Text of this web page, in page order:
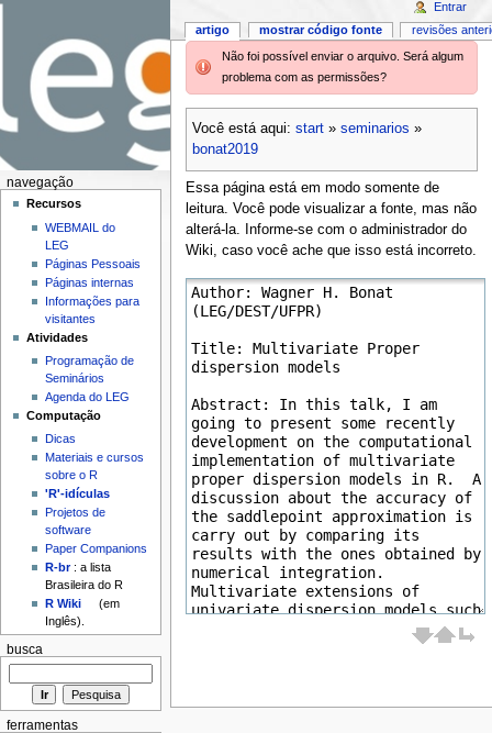
Não foi possível enviar o arquivo. Será algum
problema com as permissões?
Você está aqui: start» seminarios »
bonat2019
Essa página está em modo somente de
leitura. Você pode visualizar a fonte, mas não
alterá-la. Informe-se com o administrador do
Wiki, caso você ache que isso está incorreto.
artigo mostrar código fonte revisões
Entrar
navegação
Recursos
WEBMAIL do
LEG
Páginas Pessoais
Páginas internas
Informações para
visitantes
Atividades
Programação de
Seminários
Agenda do LEG
Computação
Dicas
Materiais e cursos
sobre o R
'R'-idículas
Projetos de
software
Paper Companions
R-br: a lista
Brasileira do R
R Wiki
(em
Inglês).
busca
ferramentas